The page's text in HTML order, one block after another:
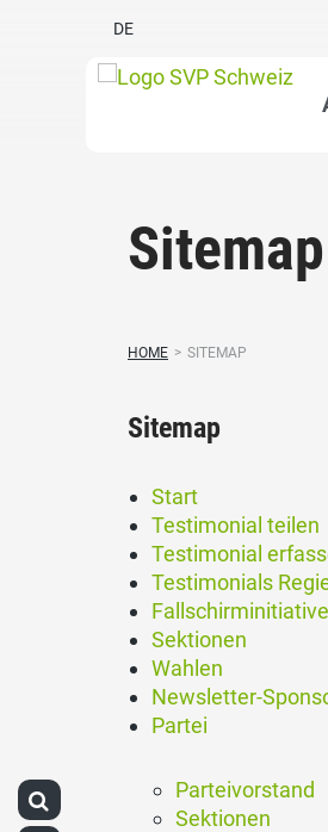
DE
Sitemap
HOME > SITEMAP
Sitemap
Start
Testimonial teilen
Testimonial
Testimonials
Fallschirminitiative
Sektionen
Wahlen
Newsletter-
Partei
Parteivorstand
Sektionen